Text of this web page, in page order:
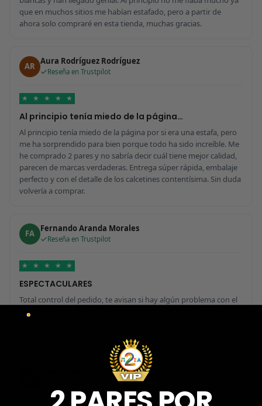
que en muchos sitios me habían estafado, pero a partir de
ahora solo compraré en esta tienda, muchas gracias.
AR Aura Rodríguez Rodríguez
Reseña en Trustpilot
★ ★ ★ ★ ★
Al principio tenía miedo de la página…
Al principio tenía miedo de la página por si era una estafa, pero
me ha sorprendido para bien porque todo ha sido increíble. Me
he comprado 2 pares y no sabría decir cuál tiene mejor calidad,
parecen de marcas verdaderas. Entrega súper rápida, embalaje
perfecto y con el detalle de los calcetines contentísima. Sin duda
volvería a comprar.
FA Fernando Aranda Morales
Reseña en Trustpilot
★ ★ ★ ★ ★
ESPECTACULARES
Total control del pedido, te avisan si hay algún problema con el
modelo elegido, empaquetado perfecto con caja original y